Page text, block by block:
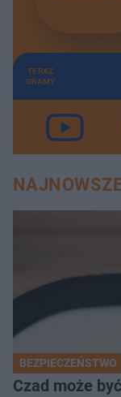
TERAZ
GRAMY
BEZPIECZEŃSTWO
Czad może